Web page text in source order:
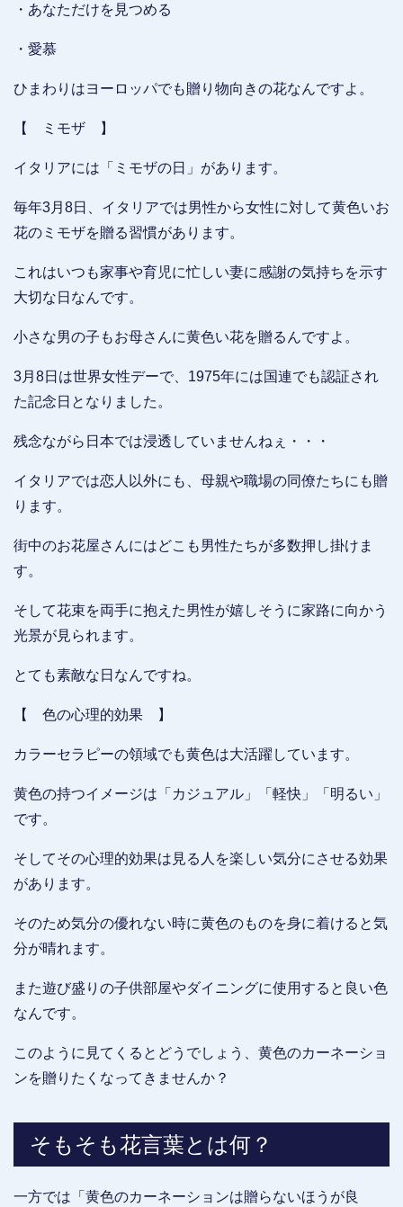
・あなただけを見つめる
・愛慕
ひまわりはヨーロッパでも贈り物向きの花なんですよ。
【 ミモザ 】
イタリアには「ミモザの日」があります。
毎年3月8日、イタリアでは男性から女性に対して黄色いお
花のミモザを贈る習慣があります。
これはいつも家事や育児に忙しい妻に感謝の気持ちを示す
大切な日なんです。
小さな男の子もお母さんに黄色い花を贈るんですよ。
3月8日は世界女性デーで、1975年には国連でも認証され
た記念日となりました。
残念ながら日本では浸透していませんねぇ・・・
イタリアでは恋人以外にも、母親や職場の同僚たちにも贈
ります。
街中のお花屋さんにはどこも男性たちが多数押し掛けま
す。
そして花束を両手に抱えた男性が嬉しそうに家路に向かう
光景が見られます。
とても素敵な日なんですね。
【 色の心理的効果 】
カラーセラピーの領域でも黄色は大活躍しています。
黄色の持つイメージは「カジュアル」「軽快」「明るい」
です。
そしてその心理的効果は見る人を楽しい気分にさせる効果
があります。
そのため気分の優れない時に黄色のものを身に着けると気
分が晴れます。
また遊び盛りの子供部屋やダイニングに使用すると良い色
なんです。
このように見てくるとどうでしょう、黄色のカーネーショ
ンを贈りたくなってきませんか？
そもそも花言葉とは何？
一方では「黄色のカーネーションは贈らないほうが良